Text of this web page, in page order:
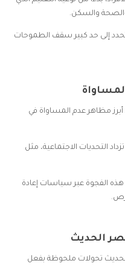
والسكن.
إلى حد كبير سقف الطموحات
أبرز مظاهر عدم المساواة في
التحديات الاجتماعية، مثل
الفجوة عبر سياسات إعادة
الحديث
تحولات ملحوظة بفعل